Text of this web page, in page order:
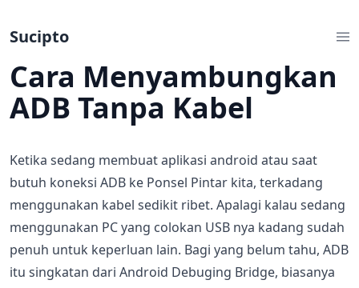
Sucipto
Cara Menyambungkan
ADB Tanpa Kabel
Ketika sedang membuat aplikasi android atau saat
butuh koneksi ADB ke Ponsel Pintar kita, terkadang
menggunakan kabel sedikit ribet. Apalagi kalau sedang
menggunakan PC yang colokan USB nya kadang sudah
penuh untuk keperluan lain. Bagi yang belum tahu, ADB
itu singkatan dari Android Debuging Bridge, biasanya